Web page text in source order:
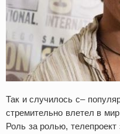
Так и случилось с–
стремительно влетел в
Роль за ролью,